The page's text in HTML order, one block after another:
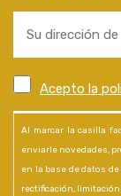
Acepto la
Al marcar la casilla
enviarle novedades,
en la base de datos
rectificación,